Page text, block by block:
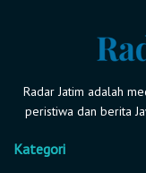
Radar Jatim adalah
peristiwa dan berita
Kategori